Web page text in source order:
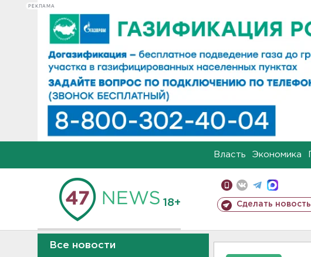
РЕКЛАМА
Власть Экономика
18+ Сделать новость
Все новости